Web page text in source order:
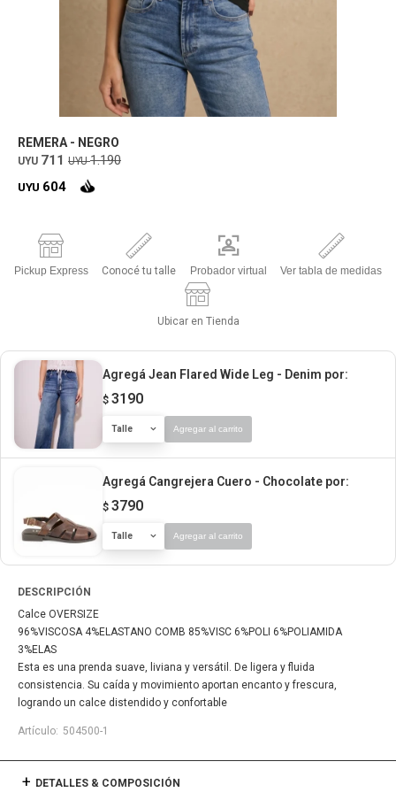
REMERA - NEGRO
UYU 711 UYU 1.190
UYU 604
Pickup Express Conocé tu talle Probador virtual Ver tabla de medidas
Ubicar en Tienda
Agregá Jean Flared Wide Leg - Denim por:
$ 3190
Talle Agregar al carrito
Agregá Cangrejera Cuero - Chocolate por:
$ 3790
Talle Agregar al carrito
DESCRIPCIÓN
Calce OVERSIZE
96%VISCOSA 4%ELASTANO COMB 85%VISC 6%POLI 6%POLIAMIDA
3%ELAS
Esta es una prenda suave, liviana y versátil. De ligera y fluida
consistencia. Su caída y movimiento aportan encanto y frescura,
logrando un calce distendido y confortable
504500-1
DETALLES & COMPOSICIÓN